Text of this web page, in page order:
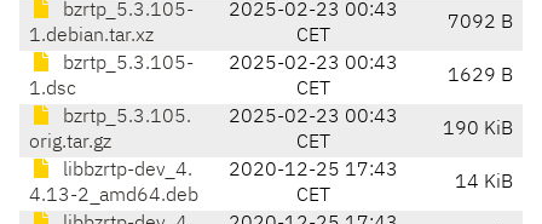
bzrtp_5.3.105-
1.debian.tar.xz
2025-02-23 00:43
CET
7092 B
bzrtp_5.3.105-
1.dsc
2025-02-23 00:43
CET
1629 B
bzrtp_5.3.105.
orig.tar.gz
2025-02-23 00:43
CET
190 KiB
libbzrtp-dev_4.
4.13-2_amd64.deb
2020-12-25 17:43
CET
14 KiB